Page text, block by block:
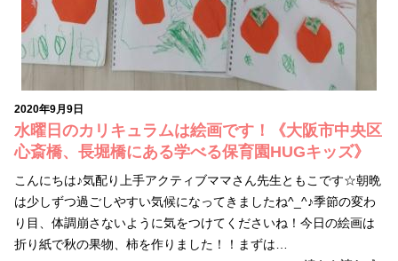
2020年9月9日
水曜日のカリキュラムは絵画です！《大阪市中央区
心斎橋、長堀橋にある学べる保育園HUGキッズ》
こんにちは♪気配り上手アクティブママさん先生ともこです☆朝晩
は少しずつ過ごしやすい気候になってきましたね^_^♪季節の変わ
り目、体調崩さないように気をつけてくださいね！今日の絵画は
折り紙で秋の果物、柿を作りました！！まずは…